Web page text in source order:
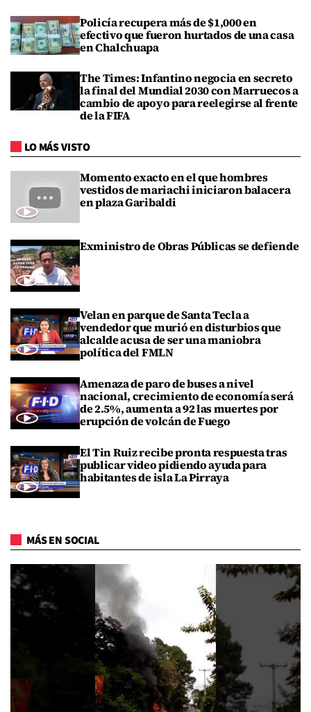
Policía recupera más de $1,000 en
efectivo que fueron hurtados de una casa
en Chalchuapa
The Times: Infantino negocia en secreto
la final del Mundial 2030 con Marruecos a
cambio de apoyo para reelegirse al frente
de la FIFA
LO MÁS VISTO
Momento exacto en el que hombres
vestidos de mariachi iniciaron balacera
en plaza Garibaldi
Exministro de Obras Públicas se defiende
Velan en parque de Santa Tecla a
vendedor que murió en disturbios que
alcalde acusa de ser una maniobra
política del FMLN
Amenaza de paro de buses a nivel
nacional, crecimiento de economía será
de 2.5%, aumenta a 92 las muertes por
erupción de volcán de Fuego
El Tin Ruiz recibe pronta respuesta tras
publicar video pidiendo ayuda para
habitantes de isla La Pirraya
MÁS EN SOCIAL